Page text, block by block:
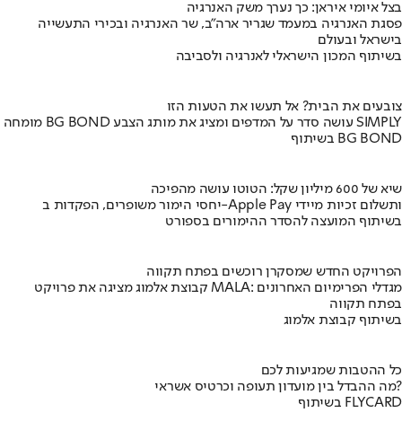
בצל איומי איראן: כך נערך משק האנרגיה
פסגת האנרגיה במעמד שגריר ארה"ב, שר האנרגיה ובכירי התעשייה
בישראל ובעולם
בשיתוף המכון הישראלי לאנרגיה ולסביבה
צובעים את הבית? אל תעשו את הטעות הזו
מומחה BG BOND עושה סדר על המדפים ומציג את מותג הצבע SIMPLY
בשיתוף BG BOND
שיא של 600 מיליון שקל: הטוטו עושה מהפיכה
יחסי הימור משופרים, הפקדות ב-Apple Pay ותשלום זכיות מיידי
בשיתוף המועצה להסדר ההימורים בספורט
הפרויקט החדש שמסקרן רוכשים בפתח תקווה
קבוצת אלמוג מציגה את פרויקט MALA: מגדלי הפרימיום האחרונים
בפתח תקווה
בשיתוף קבוצת אלמוג
כל ההטבות שמגיעות לכם
מה ההבדל בין מועדון תעופה וכרטיס אשראי?
בשיתוף FLYCARD